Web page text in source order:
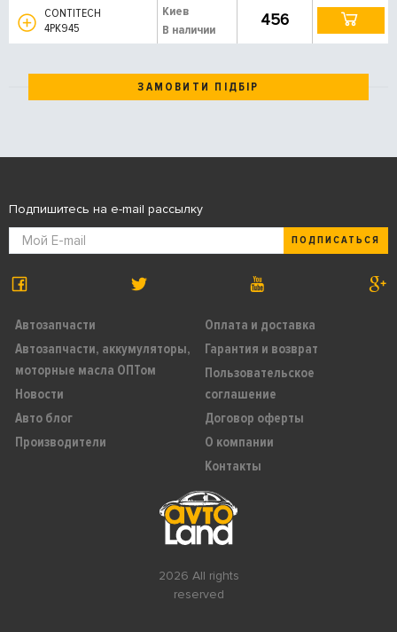
CONTITECH
4PK945
Киев
В наличии
456
ЗАМОВИТИ ПІДБІР
2026 All rights
reserved
Автозапчасти
Автозапчасти, аккумуляторы,
моторные масла ОПТом
Новости
Авто блог
Производители
Оплата и доставка
Гарантия и возврат
Пользовательское
соглашение
Договор оферты
О компании
Контакты
Подпишитесь на e-mail рассылку
ПОДПИСАТЬСЯ